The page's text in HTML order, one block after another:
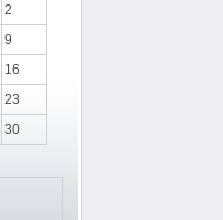
2
9
16
23
30